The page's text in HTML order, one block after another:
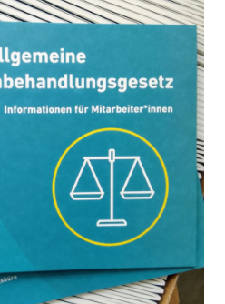
DGS
Suche